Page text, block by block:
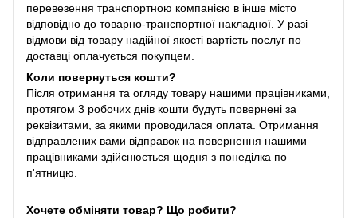
перевезення транспортною компанією в інше місто
відповідно до товарно-транспортної накладної. У разі
відмови від товару надійної якості вартість послуг по
доставці оплачується покупцем.
Коли повернуться кошти?
Після отримання та огляду товару нашими працівниками,
протягом 3 робочих днів кошти будуть повернені за
реквізитами, за якими проводилася оплата. Отримання
відправлених вами відправок на повернення нашими
працівниками здійснюється щодня з понеділка по
п'ятницю.
Хочете обміняти товар? Що робити?